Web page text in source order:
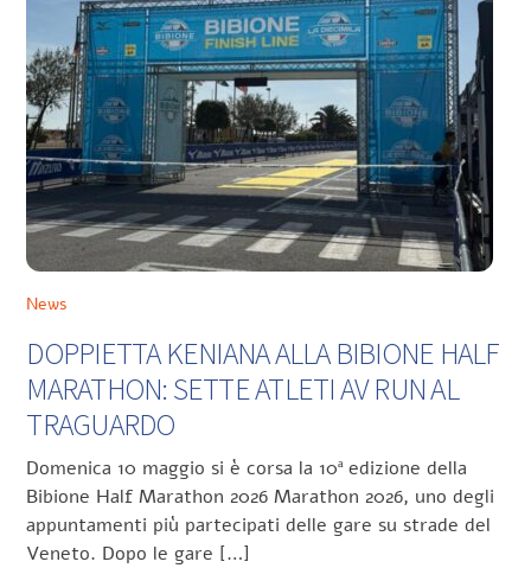
News
DOPPIETTA KENIANA ALLA BIBIONE HALF
MARATHON: SETTE ATLETI AV RUN AL
TRAGUARDO
Domenica 10 maggio si è corsa la 10ª edizione della
Bibione Half Marathon 2026 Marathon 2026, uno degli
appuntamenti più partecipati delle gare su strade del
Veneto. Dopo le gare […]